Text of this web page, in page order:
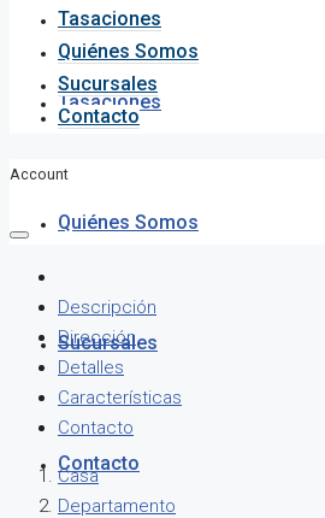
Tasaciones
Quiénes Somos
Sucursales
Contacto
Tasaciones
Quiénes Somos
Sucursales
Contacto
Account
Descripción
Dirección
Detalles
Características
Contacto
Casa
Departamento